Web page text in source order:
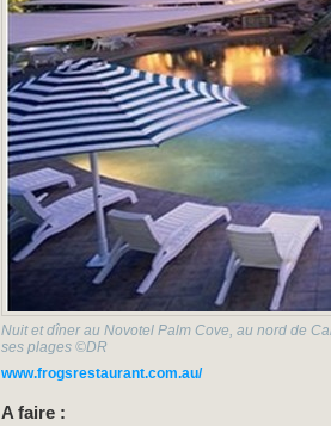
Nuit et dîner au Novotel Palm Cove, au nord de
ses plages ©DR
www.frogsrestaurant.com.au/
A faire :